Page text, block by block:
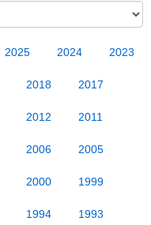
2025 2024 2023
2018 2017
2012 2011
2006 2005
2000 1999
1994 1993